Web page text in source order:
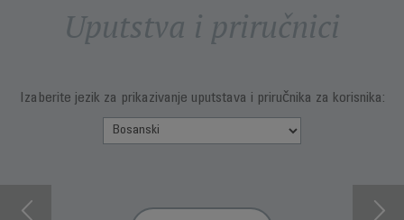
Uputstva i priručnici
Izaberite jezik za prikazivanje uputstava i priručnika za korisnika: